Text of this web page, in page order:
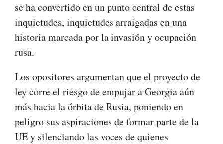
se ha convertido en un punto central de estas
inquietudes, inquietudes arraigadas en una
historia marcada por la invasión y ocupación
rusa.
Los opositores argumentan que el proyecto de
ley corre el riesgo de empujar a Georgia aún
más hacia la órbita de Rusia, poniendo en
peligro sus aspiraciones de formar parte de la
UE y silenciando las voces de quienes